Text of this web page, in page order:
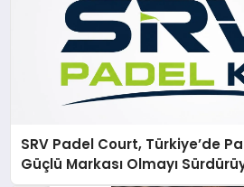
SRV Padel Court, Türkiye’de
Güçlü Markası Olmayı